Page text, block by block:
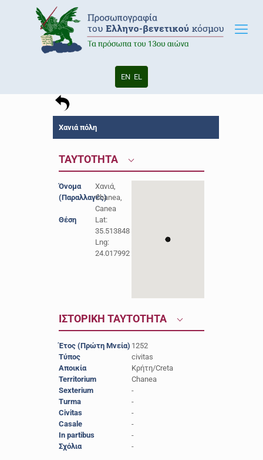
EN EL
Χανιά πόλη
ΤΑΥΤΟΤΗΤΑ
Όνομα
(Παραλλαγές)
Χανιά,
Chanea,
Canea
Θέση
Lat:
35.513848
Lng:
24.017992
ΙΣΤΟΡΙΚΗ ΤΑΥΤΟΤΗΤΑ
Έτος (Πρώτη Μνεία) 1252
Τύπος
civitas
Αποικία
Κρήτη/Creta
Territorium
Chanea
Sexterium
-
Turma
-
Civitas
-
Casale
-
In partibus
-
Σχόλια
-